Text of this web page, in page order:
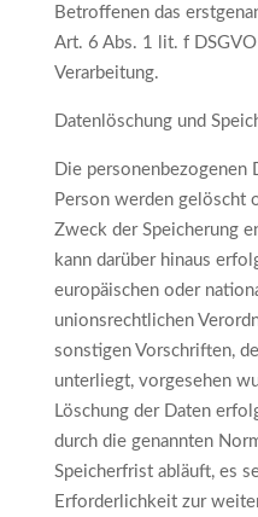
Betroffenen das
Art. 6 Abs. 1 lit. f
Verarbeitung.
Datenlöschung und
Die personenbezogenen
Person werden gelöscht
Zweck der Speicherung
kann darüber hinaus
europäischen oder
unionsrechtlichen
sonstigen Vorschriften,
unterliegt, vorgesehen
Löschung der Daten
durch die genannten
Speicherfrist abläuft, es
Erforderlichkeit zur